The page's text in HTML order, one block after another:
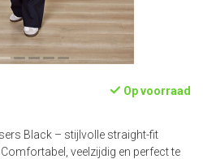
Op voorraad
Black – stijlvolle straight-fit
veelzijdig en perfect te